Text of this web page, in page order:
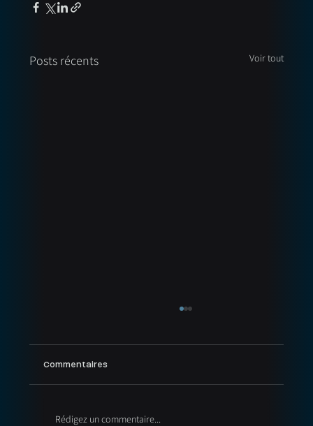
Posts récents Voir tout
Commentaires
Rédigez un commentaire...